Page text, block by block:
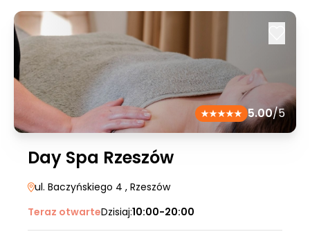
5.00/5
Day Spa Rzeszów
ul. Baczyńskiego 4 , Rzeszów
Teraz otwarteDzisiaj:10:00-20:00